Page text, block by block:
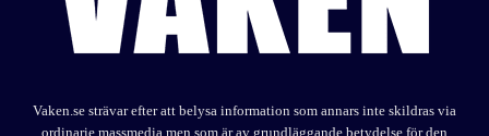
Vaken.se strävar efter att belysa information som annars inte skildras via
ordinarie massmedia men som är av grundläggande betydelse för den